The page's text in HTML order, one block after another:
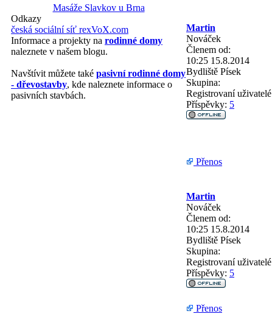
Masáže Slavkov u Brna
Odkazy
česká sociální síť rexVoX.com
Informace a projekty na rodinné domy
naleznete v našem blogu.
Navštívit můžete také pasivní rodinné domy
- dřevostavby, kde naleznete informace o
pasivních stavbách.
Martin
Nováček
Členem od:
10:25 15.8.2014
Bydliště Písek
Skupina:
Registrovaní uživatelé
Příspěvky: 5
Přenos
Martin
Nováček
Členem od:
10:25 15.8.2014
Bydliště Písek
Skupina:
Registrovaní uživatelé
Příspěvky: 5
Přenos